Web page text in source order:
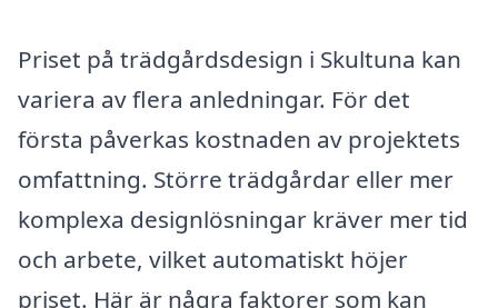
Priset på trädgårdsdesign i Skultuna kan
variera av flera anledningar. För det
första påverkas kostnaden av projektets
omfattning. Större trädgårdar eller mer
komplexa designlösningar kräver mer tid
och arbete, vilket automatiskt höjer
priset. Här är några faktorer som kan